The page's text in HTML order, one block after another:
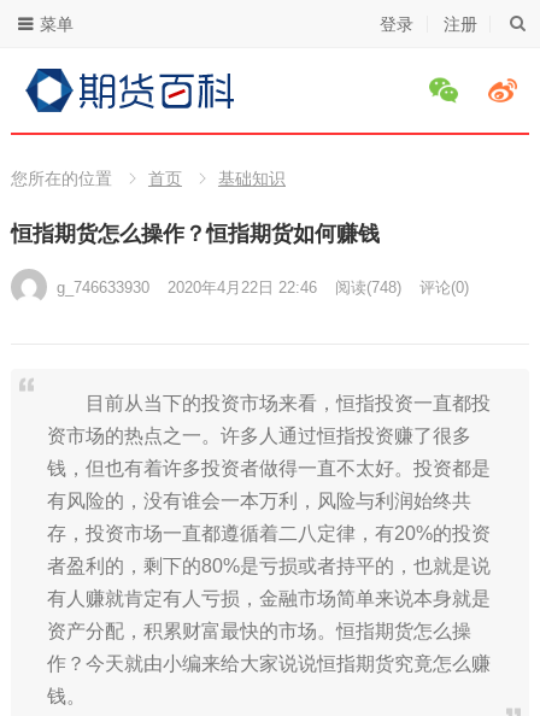
登录 注册
菜单
您所在的位置 首页 基础知识
恒指期货怎么操作？恒指期货如何赚钱
g_746633930 2020年4月22日 22:46 阅读(748) 评论(0)
目前从当下的投资市场来看，恒指投资一直都投
资市场的热点之一。许多人通过恒指投资赚了很多
钱，但也有着许多投资者做得一直不太好。投资都是
有风险的，没有谁会一本万利，风险与利润始终共
存，投资市场一直都遵循着二八定律，有20%的投资
者盈利的，剩下的80%是亏损或者持平的，也就是说
有人赚就肯定有人亏损，金融市场简单来说本身就是
资产分配，积累财富最快的市场。恒指期货怎么操
作？今天就由小编来给大家说说恒指期货究竟怎么赚
钱。